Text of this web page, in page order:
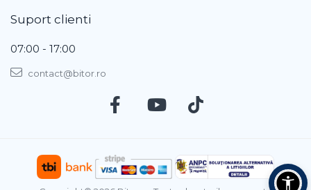
Suport clienti
07:00 - 17:00
contact@bitor.ro